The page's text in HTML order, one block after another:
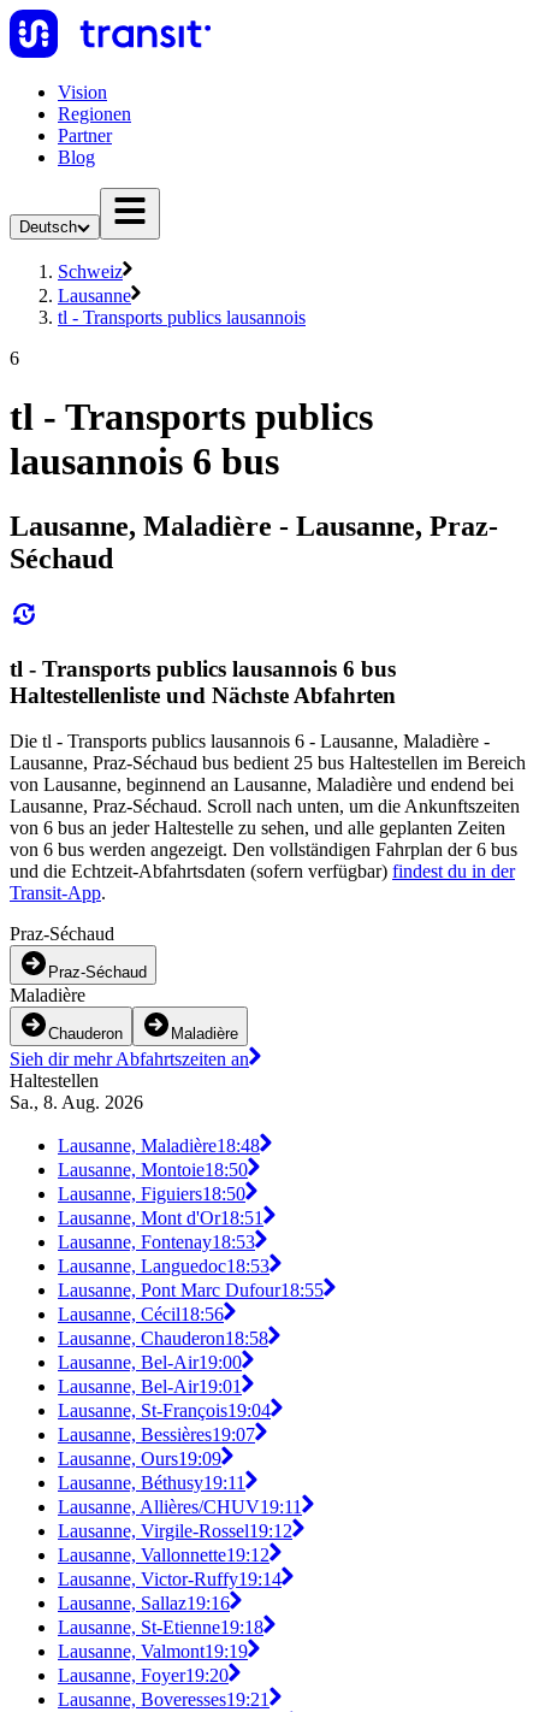
Vision
Regionen
Partner
Blog
Deutsch
Schweiz
Lausanne
tl - Transports publics lausannois
6
tl - Transports publics
lausannois 6 bus
Lausanne, Maladière - Lausanne, Praz-
Séchaud
tl - Transports publics lausannois 6 bus
Haltestellenliste und Nächste Abfahrten
Die tl - Transports publics lausannois 6 - Lausanne, Maladière -
Lausanne, Praz-Séchaud bus bedient 25 bus Haltestellen im Bereich
von Lausanne, beginnend an Lausanne, Maladière und endend bei
Lausanne, Praz-Séchaud. Scroll nach unten, um die Ankunftszeiten
von 6 bus an jeder Haltestelle zu sehen, und alle geplanten Zeiten
von 6 bus werden angezeigt. Den vollständigen Fahrplan der 6 bus
und die Echtzeit-Abfahrtsdaten (sofern verfügbar) findest du in der
Transit-App.
Praz-Séchaud
Praz-Séchaud
Maladière
Chauderon Maladière
Sieh dir mehr Abfahrtszeiten an
Haltestellen
Sa., 8. Aug. 2026
Lausanne, Maladière18:48
Lausanne, Montoie18:50
Lausanne, Figuiers18:50
Lausanne, Mont d'Or18:51
Lausanne, Fontenay18:53
Lausanne, Languedoc18:53
Lausanne, Pont Marc Dufour18:55
Lausanne, Cécil18:56
Lausanne, Chauderon18:58
Lausanne, Bel-Air19:00
Lausanne, Bel-Air19:01
Lausanne, St-François19:04
Lausanne, Bessières19:07
Lausanne, Ours19:09
Lausanne, Béthusy19:11
Lausanne, Allières/CHUV19:11
Lausanne, Virgile-Rossel19:12
Lausanne, Vallonnette19:12
Lausanne, Victor-Ruffy19:14
Lausanne, Sallaz19:16
Lausanne, St-Etienne19:18
Lausanne, Valmont19:19
Lausanne, Foyer19:20
Lausanne, Boveresses19:21